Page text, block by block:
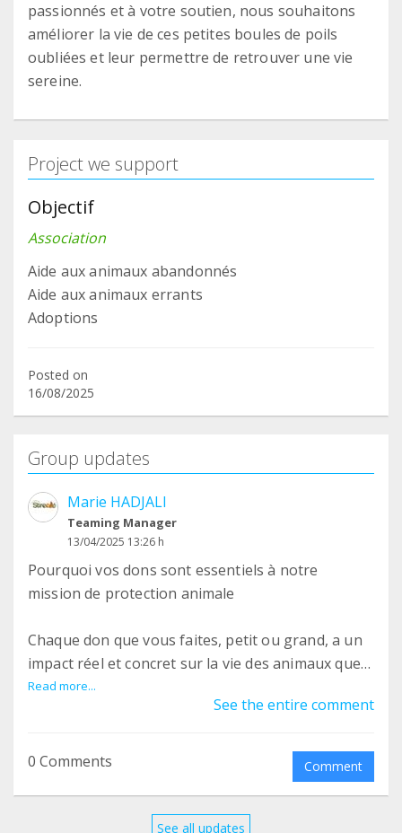
passionnés et à votre soutien, nous souhaitons
améliorer la vie de ces petites boules de poils
oubliées et leur permettre de retrouver une vie
sereine.
Project we support
Objectif
Association
Aide aux animaux abandonnés
Aide aux animaux errants
Adoptions
Posted on
16/08/2025
Group updates
Marie HADJALI
Teaming Manager
13/04/2025 13:26 h
Pourquoi vos dons sont essentiels à notre
mission de protection animale
Chaque don que vous faites, petit ou grand, a un
impact réel et concret sur la vie des animaux que
nous protégeons. Grâce à votre générosité, notre
association peut continuer à mener à bien ses
:
Beaucoup des animaux que nous recueillons
Read more...
See the entire comment
0 Comments Comment
See all updates